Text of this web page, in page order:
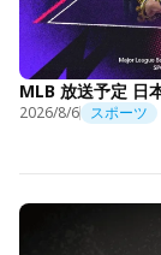
MLB 放送予定 日
2026/8/6 スポーツ